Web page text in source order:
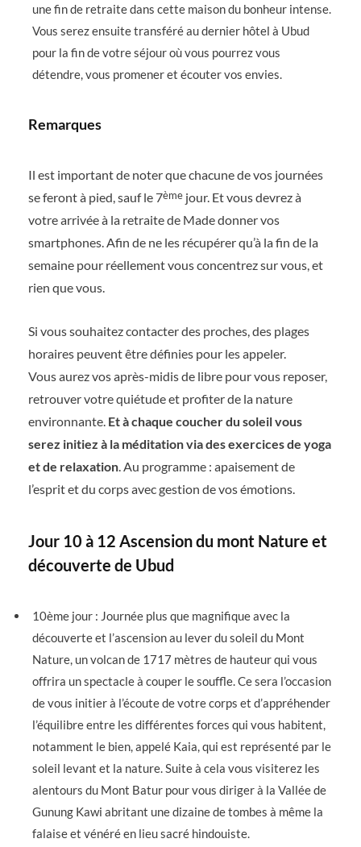
une fin de retraite dans cette maison du bonheur intense.
Vous serez ensuite transféré au dernier hôtel à Ubud
pour la fin de votre séjour où vous pourrez vous
détendre, vous promener et écouter vos envies.
Remarques
Il est important de noter que chacune de vos journées
se feront à pied, sauf le 7ème jour. Et vous devrez à
votre arrivée à la retraite de Made donner vos
smartphones. Afin de ne les récupérer qu’à la fin de la
semaine pour réellement vous concentrez sur vous, et
rien que vous.
Si vous souhaitez contacter des proches, des plages
horaires peuvent être définies pour les appeler.
Vous aurez vos après-midis de libre pour vous reposer,
retrouver votre quiétude et profiter de la nature
environnante. Et à chaque coucher du soleil vous
serez initiez à la méditation via des exercices de yoga
et de relaxation . Au programme : apaisement de
l’esprit et du corps avec gestion de vos émotions.
Jour 10 à 12 Ascension du mont Nature et
découverte de Ubud
10ème jour : Journée plus que magnifique avec la
découverte et l’ascension au lever du soleil du Mont
Nature, un volcan de 1717 mètres de hauteur qui vous
offrira un spectacle à couper le souffle. Ce sera l’occasion
de vous initier à l’écoute de votre corps et d’appréhender
l’équilibre entre les différentes forces qui vous habitent,
notamment le bien, appelé Kaia, qui est représenté par le
soleil levant et la nature. Suite à cela vous visiterez les
alentours du Mont Batur pour vous diriger à la Vallée de
Gunung Kawi abritant une dizaine de tombes à même la
falaise et vénéré en lieu sacré hindouiste.